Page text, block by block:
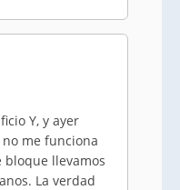
Y, y ayer
me funciona
llevamos
La verdad